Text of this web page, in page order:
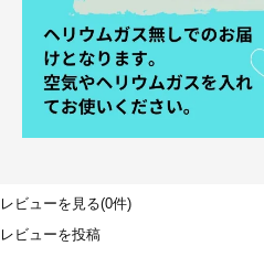
レビューを見る(0件)
レビューを投稿